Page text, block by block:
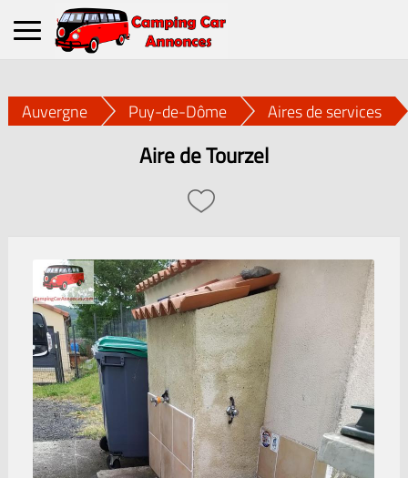
Auvergne Puy-de-Dôme Aires de services
Aire de Tourzel